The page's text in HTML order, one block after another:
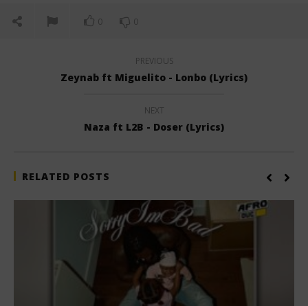
0 0
PREVIOUS
Zeynab ft Miguelito - Lonbo (Lyrics)
NEXT
Naza ft L2B - Doser (Lyrics)
RELATED POSTS